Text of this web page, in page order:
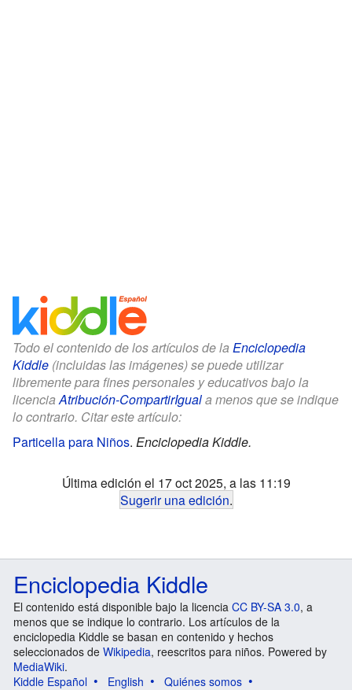
Todo el contenido de los artículos de la Enciclopedia
Kiddle (incluidas las imágenes) se puede utilizar
libremente para fines personales y educativos bajo la
licenciaAtribución-CompartirIguala menos que se indique
lo contrario. Citar este artículo:
Particella para Niños. Enciclopedia Kiddle.
Última edición el 17 oct 2025, a las 11:19
Sugerir una edición.
Enciclopedia Kiddle
El contenido está disponible bajo la licencia CC BY-SA 3.0, a
menos que se indique lo contrario. Los artículos de la
enciclopedia Kiddle se basan en contenido y hechos
seleccionados de Wikipedia, reescritos para niños. Powered by
MediaWiki.
Kiddle Español
English
Quiénes somos